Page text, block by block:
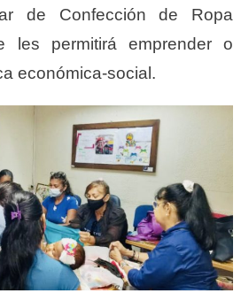
de Confección de Ropa
les permitirá emprender o
económica-social.